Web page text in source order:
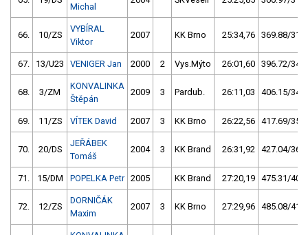
Michal
66. 10/ZS
VYBÍRAL
Viktor
2007 KK Brno 25:34,76 369.88/31,8
67. 13/U23 VENIGER Jan 2000 2 Vys.Mýto 26:01,60 396.72/34,1
68. 3/ZM
KONVALINKA
Štěpán
2009 3 Pardub. 26:11,03 406.15/34,9
69. 11/ZS VÍTEK David 2007 3 KK Brno 26:22,56 417.69/35,9
70. 20/DS
JEŘÁBEK
Tomáš
2004 3 KK Brand 26:31,92 427.04/36,7
71. 15/DM POPELKA Petr 2005 KK Brand 27:20,19 475.31/40,8
72. 12/ZS
DORNIČÁK
Maxim
2007 3 KK Brno 27:29,96 485.08/41,6